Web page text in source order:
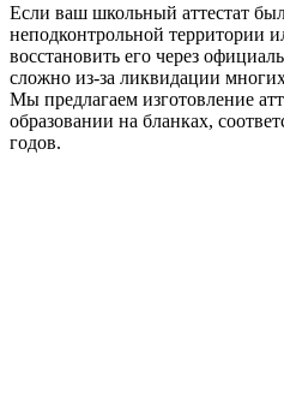
Если ваш школьный аттестат
неподконтрольной территории
восстановить его через
сложно из-за ликвидации
Мы предлагаем изготовление
образовании на бланках,
годов.